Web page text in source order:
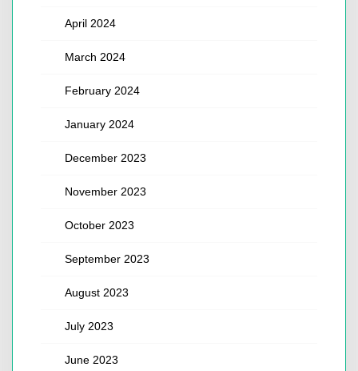
April 2024
March 2024
February 2024
January 2024
December 2023
November 2023
October 2023
September 2023
August 2023
July 2023
June 2023